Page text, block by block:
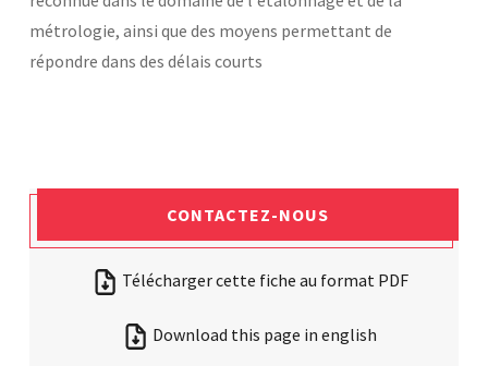
CONTACTEZ-NOUS
Télécharger cette fiche au format PDF
Download this page in english
métrologie, ainsi que des moyens permettant de
répondre dans des délais courts